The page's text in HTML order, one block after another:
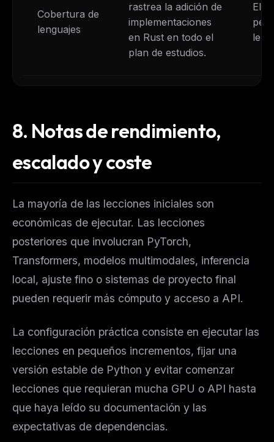
Cobertura de
lenguajes
rastrea la adición de
implementaciones
en Rust en todo el
plan de estudios.
El
8. Notas de rendimiento,
escalado y coste
La mayoría de las lecciones iniciales son
económicas de ejecutar. Las lecciones
posteriores que involucran PyTorch,
Transformers, modelos multimodales, inferencia
local, ajuste fino o sistemas de proyecto final
pueden requerir más cómputo y acceso a API.
La configuración práctica consiste en ejecutar las
lecciones en pequeños incrementos, fijar una
versión estable de Python y evitar comenzar
lecciones que requieran mucha GPU o API hasta
que haya leído su documentación y las
expectativas de dependencias.